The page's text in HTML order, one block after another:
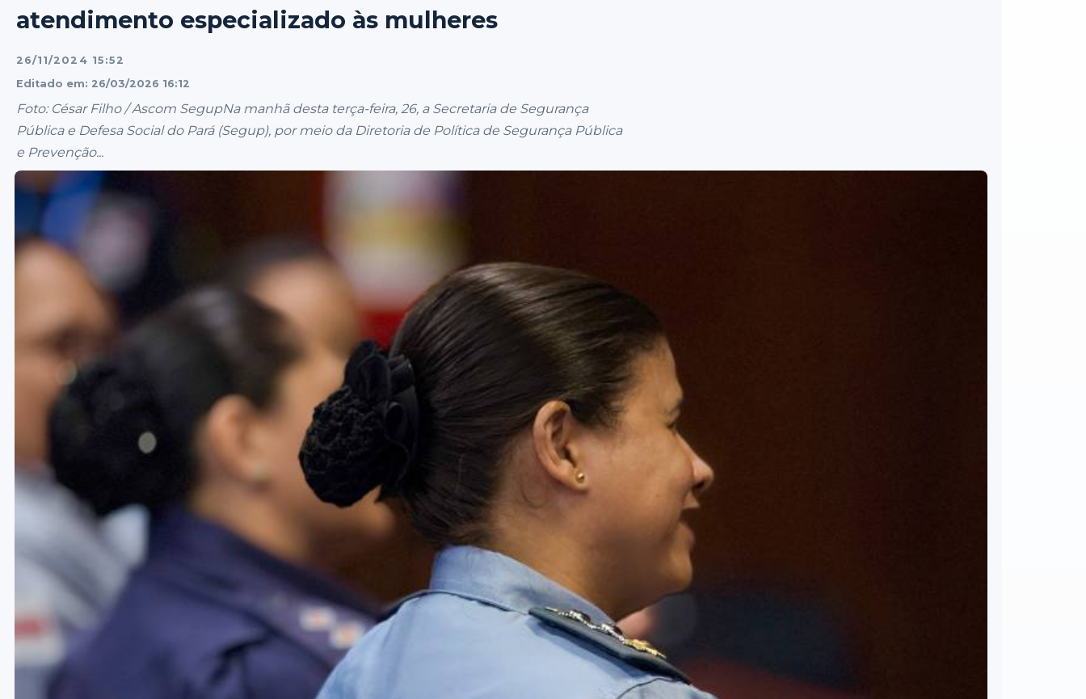
atendimento especializado às mulheres
26/11/2024 15:52
Editado em: 26/03/2026 16:12
Foto: César Filho / Ascom SegupNa manhã desta terça-feira, 26, a Secretaria de Segurança
Pública e Defesa Social do Pará (Segup), por meio da Diretoria de Política de Segurança Pública
e Prevenção...